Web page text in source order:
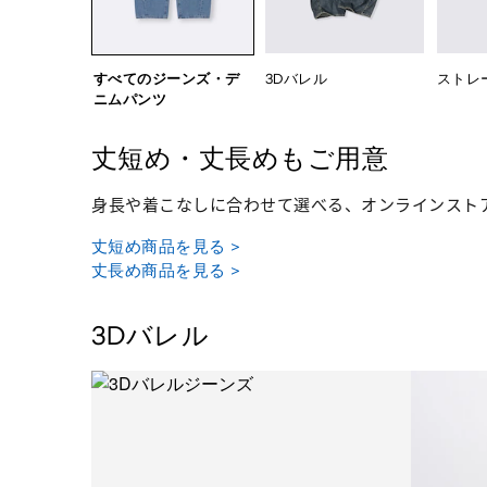
すべてのジーンズ・デ
ニムパンツ
3Dバレル ストレ
丈短め・丈長めもご用意
身長や着こなしに合わせて選べる、オンラインスト
丈短め商品を見る >
丈長め商品を見る >
3Dバレル